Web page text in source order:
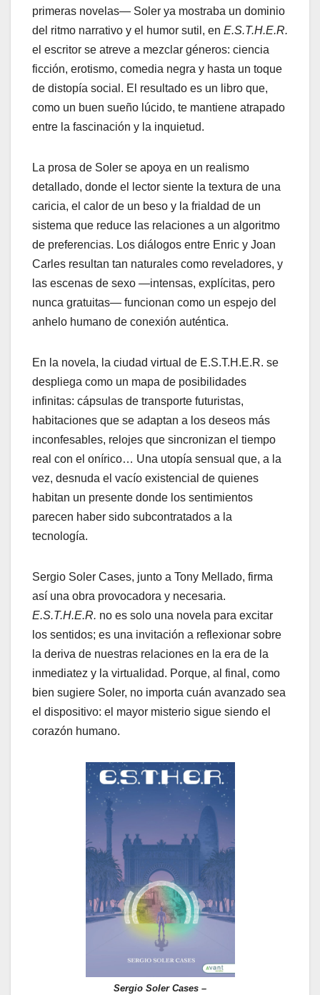
primeras novelas— Soler ya mostraba un dominio
del ritmo narrativo y el humor sutil, en E.S.T.H.E.R.
el escritor se atreve a mezclar géneros: ciencia
ficción, erotismo, comedia negra y hasta un toque
de distopía social. El resultado es un libro que,
como un buen sueño lúcido, te mantiene atrapado
entre la fascinación y la inquietud.
La prosa de Soler se apoya en un realismo
detallado, donde el lector siente la textura de una
caricia, el calor de un beso y la frialdad de un
sistema que reduce las relaciones a un algoritmo
de preferencias. Los diálogos entre Enric y Joan
Carles resultan tan naturales como reveladores, y
las escenas de sexo —intensas, explícitas, pero
nunca gratuitas— funcionan como un espejo del
anhelo humano de conexión auténtica.
En la novela, la ciudad virtual de E.S.T.H.E.R. se
despliega como un mapa de posibilidades
infinitas: cápsulas de transporte futuristas,
habitaciones que se adaptan a los deseos más
inconfesables, relojes que sincronizan el tiempo
real con el onírico… Una utopía sensual que, a la
vez, desnuda el vacío existencial de quienes
habitan un presente donde los sentimientos
parecen haber sido subcontratados a la
tecnología.
Sergio Soler Cases, junto a Tony Mellado, firma
así una obra provocadora y necesaria.
E.S.T.H.E.R. no es solo una novela para excitar
los sentidos; es una invitación a reflexionar sobre
la deriva de nuestras relaciones en la era de la
inmediatez y la virtualidad. Porque, al final, como
bien sugiere Soler, no importa cuán avanzado sea
el dispositivo: el mayor misterio sigue siendo el
corazón humano.
Sergio Soler Cases –